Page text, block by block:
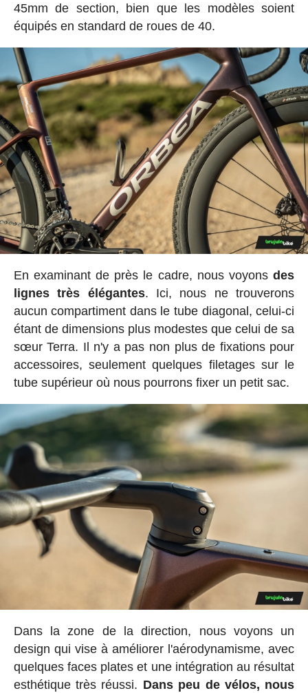
45mm de section, bien que les modèles soient
équipés en standard de roues de 40.
En examinant de près le cadre, nous voyonsdes
lignes très élégantes. Ici, nous ne trouverons
aucun compartiment dans le tube diagonal, celui-ci
étant de dimensions plus modestes que celui de sa
sœur Terra. Il n'y a pas non plus de fixations pour
accessoires, seulement quelques filetages sur le
tube supérieur où nous pourrons fixer un petit sac.
Dans la zone de la direction, nous voyons un
design qui vise à améliorer l'aérodynamisme, avec
quelques faces plates et une intégration au résultat
esthétique très réussi. Dans peu de vélos, nous